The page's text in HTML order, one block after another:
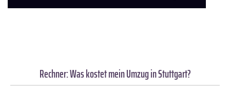
Rechner: Was kostet mein Umzug in Stuttgart?